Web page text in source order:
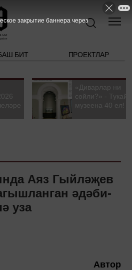
БИТ ПРОЕКТЛАР
«Диварлар ни
сөйли?» - Тукай
музеена 40 ел!
Аяз Гыйләҗев
әдәби-
уза
Автор
закрытие баннера через